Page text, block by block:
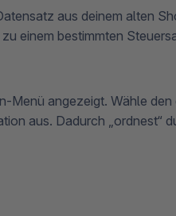
aus deinem alten
einem bestimmten
Menü angezeigt. Wähle
aus. Dadurch „ordnest“